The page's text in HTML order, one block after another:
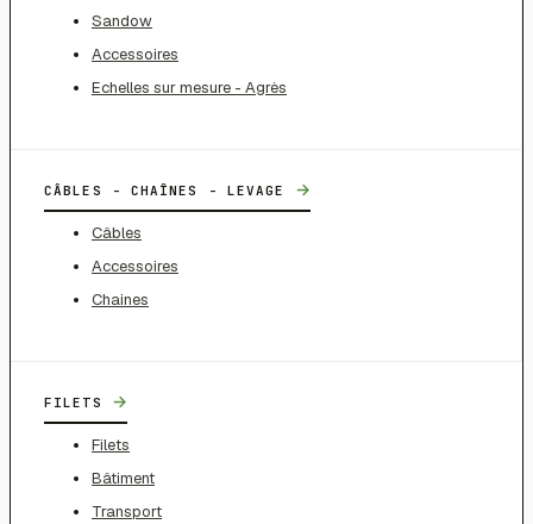
Sandow
Accessoires
Echelles sur mesure - Agrès
CÂBLES - CHAÎNES - LEVAGE →
Câbles
Accessoires
Chaines
FILETS →
Filets
Bâtiment
Transport